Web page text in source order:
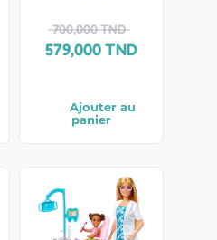
700,000TND
579,000TND
Ajouter au
panier